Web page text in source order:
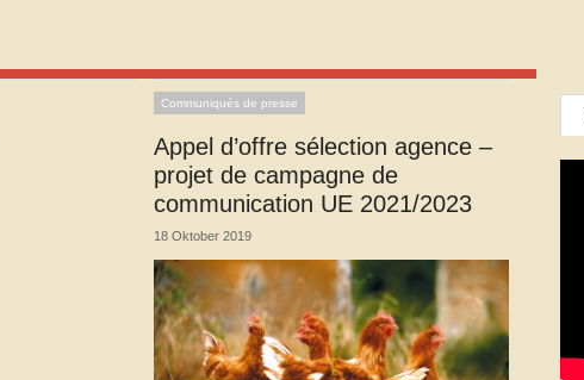
Communiqués de presse
Appel d’offre sélection agence –
projet de campagne de
communication UE 2021/2023
18 Oktober 2019